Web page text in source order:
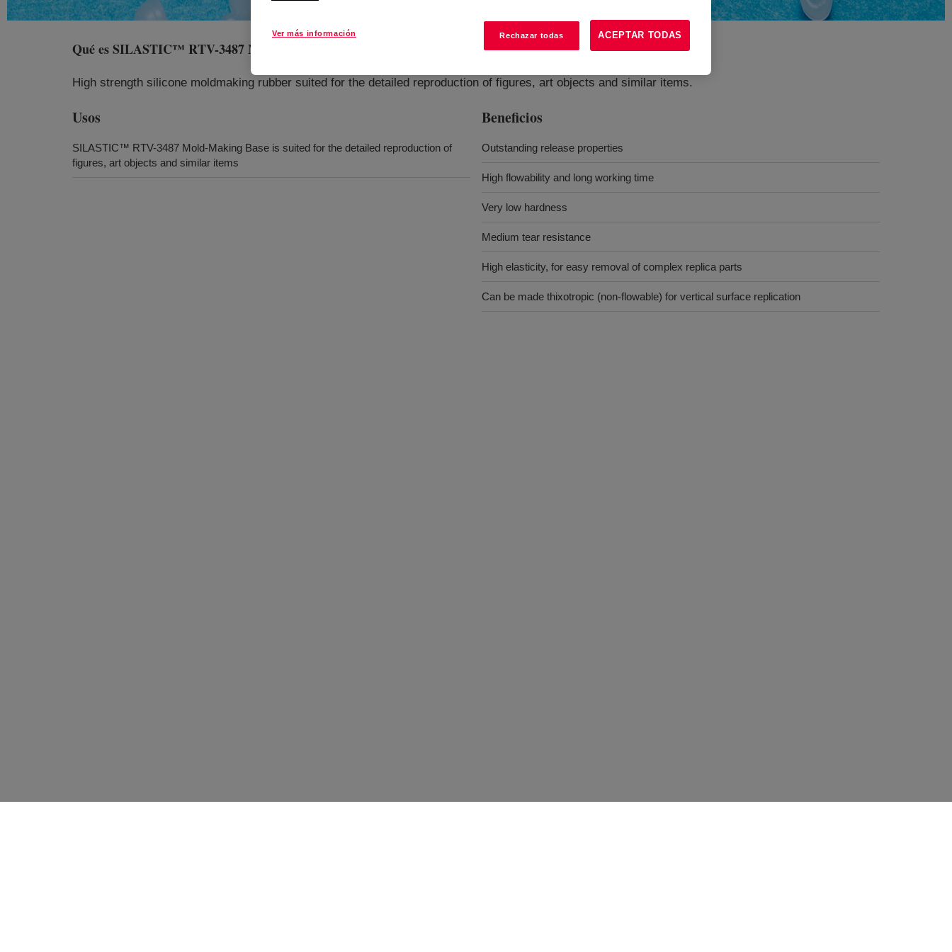
Qué esSILASTIC™ RTV-3487 Mold-Making Base
High strength silicone moldmaking rubber suited for the detailed reproduction of figures, art objects and similar items.
Usos
SILASTIC™ RTV-3487 Mold-Making Base is suited for the detailed reproduction of
figures, art objects and similar items
Beneficios
Outstanding release properties
High flowability and long working time
Very low hardness
Medium tear resistance
High elasticity, for easy removal of complex replica parts
Can be made thixotropic (non-flowable) for vertical surface replication
Ver más información Rechazar todas ACEPTAR TODAS